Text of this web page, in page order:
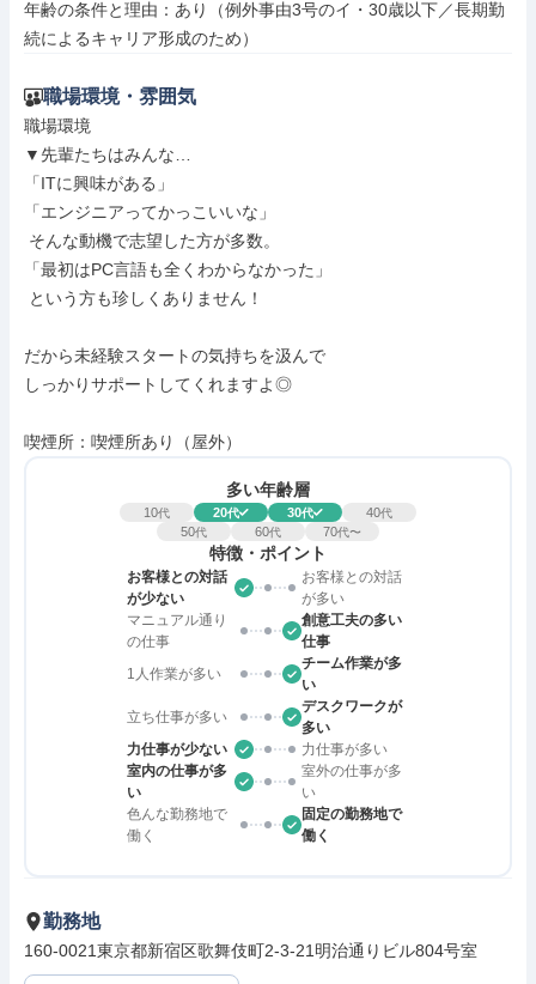
年齢の条件と理由：あり（例外事由3号のイ・30歳以下／長期勤
続によるキャリア形成のため）
職場環境・雰囲気
職場環境
▼先輩たちはみんな…
「ITに興味がある」
「エンジニアってかっこいいな」
「最初はPC言語も全くわからなかった」
だから未経験スタートの気持ちを汲んで
しっかりサポートしてくれますよ◎
喫煙所：喫煙所あり（屋外）
多い年齢層
10代 20代 30代 40代
50代 60代 70代〜
特徴・ポイント
お客様との対話
が少ない
お客様との対話
が多い
マニュアル通り
の仕事
創意工夫の多い
仕事
1人作業が多い
チーム作業が多
い
立ち仕事が多い
デスクワークが
多い
力仕事が少ない
力仕事が多い
室内の仕事が多
い
室外の仕事が多
い
色んな勤務地で
働く
固定の勤務地で
働く
勤務地
160-0021東京都新宿区歌舞伎町2-3-21明治通りビル804号室